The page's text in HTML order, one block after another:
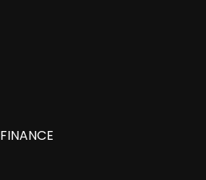
FINANCE